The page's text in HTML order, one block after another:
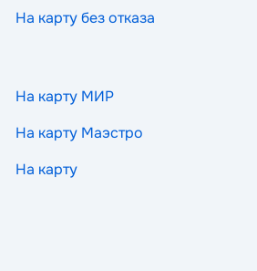
На карту без отказа
На карту МИР
На карту Маэстро
На карту